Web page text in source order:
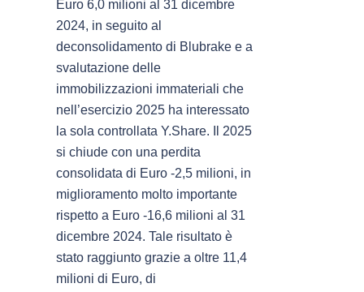
Euro 6,0 milioni al 31 dicembre
2024, in seguito al
deconsolidamento di Blubrake e a
svalutazione delle
immobilizzazioni immateriali che
nell’esercizio 2025 ha interessato
la sola controllata Y.Share. Il 2025
si chiude con una perdita
consolidata di Euro -2,5 milioni, in
miglioramento molto importante
rispetto a Euro -16,6 milioni al 31
dicembre 2024. Tale risultato è
stato raggiunto grazie a oltre 11,4
milioni di Euro, di